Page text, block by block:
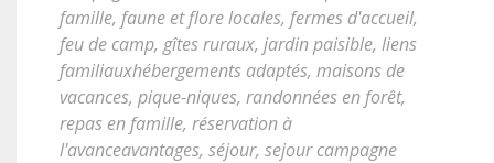
famille, faune et flore locales, fermes d'accueil,
feu de camp, gîtes ruraux, jardin paisible, liens
familiauxhébergements adaptés, maisons de
vacances, pique-niques, randonnées en forêt,
repas en famille, réservation à
l'avanceavantages, séjour, sejour campagne